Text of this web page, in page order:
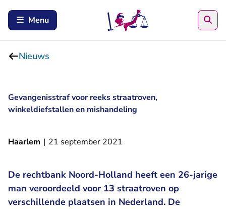
Menu
Nieuws
Gevangenisstraf voor reeks straatroven,
winkeldiefstallen en mishandeling
Haarlem | 21 september 2021
De rechtbank Noord-Holland heeft een 26-jarige
man veroordeeld voor 13 straatroven op
verschillende plaatsen in Nederland. De